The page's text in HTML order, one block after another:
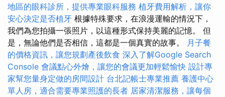
地區的眼科診所，提供專業眼科服務 植牙費用解析，讓你
安心決定是否植牙 根據特殊要求，在浪漫運輸的情況下，
我們為您拍攝一張照片，以這種形式保持美麗的記憶。 但
是，無論他們是否相信，這都是一個真實的故事。 月子餐
的價格資訊，讓您規劃產後飲食 深入了解Google Search
Console 會議點心外燴，讓您的會議更加輕鬆愉快 設計專
家幫您量身定做的房間設計 台北記帳士專業推薦 養護中心
單人房，適合需要專業照護的長者 居家清潔服務，讓每個